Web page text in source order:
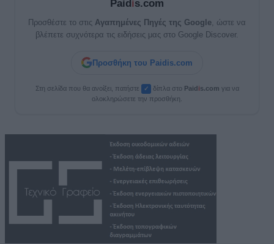
Paidis.com
Προσθέστε το στις Αγαπημένες Πηγές της Google , ώστε να
βλέπετε συχνότερα τις ειδήσεις μας στο Google Discover.
Προσθήκη του Paidis.com
Στη σελίδα που θα ανοίξει, πατήστε ✓ δίπλα στο Paidis.com για να
ολοκληρώσετε την προσθήκη.